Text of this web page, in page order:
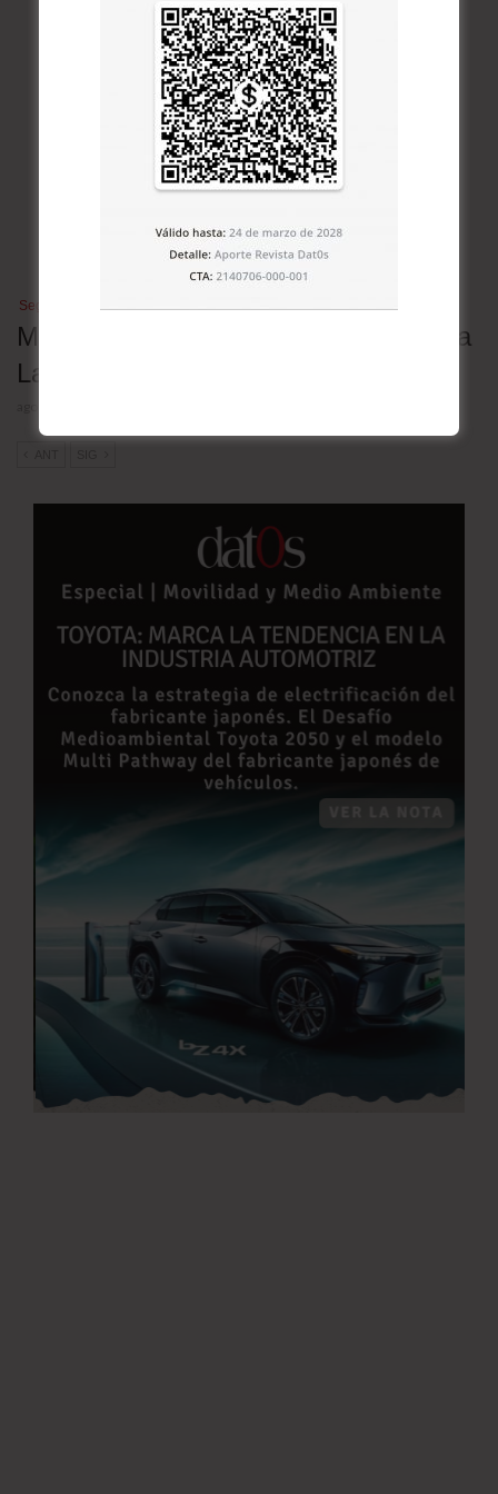
Seguridad
Mapa de las megacárceles de América
Latina